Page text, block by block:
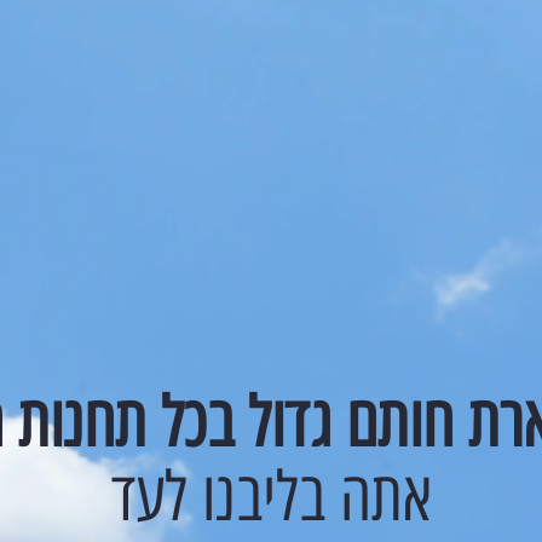
חותם גדול בכל תחנות
אתה בליבנו לעד